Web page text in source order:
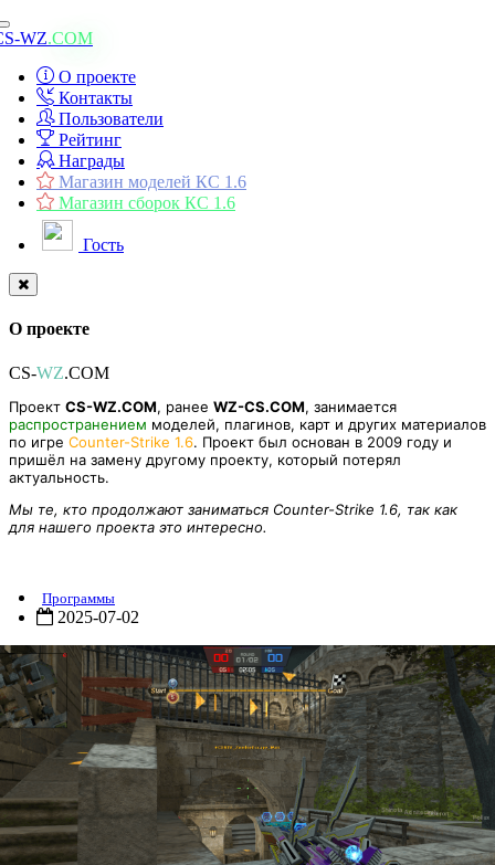
Toggle
navigation
WZ.COM
О проекте
Контакты
Пользователи
Рейтинг
Награды
Магазин моделей КС 1.6
Магазин сборок КС 1.6
Гость
О проекте
CS-WZ.COM
Проект CS-WZ.COM, ранее WZ-CS.COM, занимается
распространением моделей, плагинов, карт и других материалов
по игре Counter-Strike 1.6. Проект был основан в 2009 году и
пришёл на замену другому проекту, который потерял
актуальность.
Мы те, кто продолжают заниматься Counter-Strike 1.6, так как
для нашего проекта это интересно.
Программы
2025-07-02